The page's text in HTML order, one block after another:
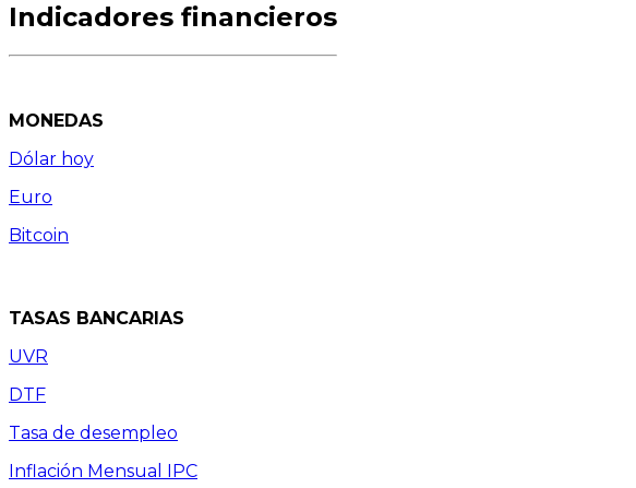
Indicadores financieros
MONEDAS
Dólar hoy
Euro
Bitcoin
TASAS BANCARIAS
UVR
DTF
Tasa de desempleo
Inflación Mensual IPC